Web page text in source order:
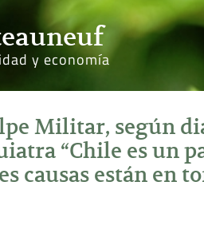
y economía
Militar, según
“Chile es un
causas están en